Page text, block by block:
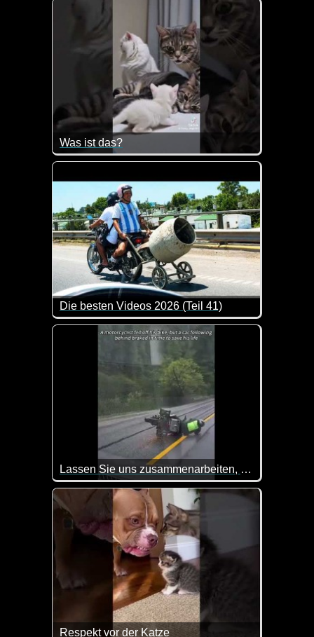
Was ist das?
Da guckt man schön blöd aus der Wäsche, wenn
Die besten Videos 2026 (Teil 41)
Eine tolle Zusammenstellung von lustigen
Lassen Sie uns zusammenarbeiten, um die Welt besser zu machen
Respekt vor der Katze